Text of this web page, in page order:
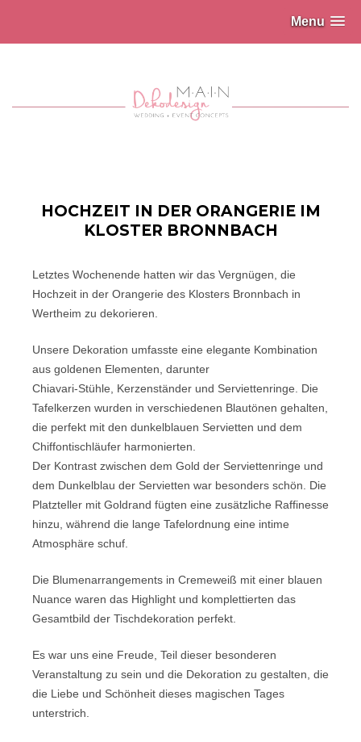
Menu
HOCHZEIT IN DER ORANGERIE IM
KLOSTER BRONNBACH
Letztes Wochenende hatten wir das Vergnügen, die
Hochzeit in der Orangerie des Klosters Bronnbach in
Wertheim zu dekorieren.
Unsere Dekoration umfasste eine elegante Kombination
aus goldenen Elementen, darunter
Chiavari-Stühle, Kerzenständer und Serviettenringe. Die
Tafelkerzen wurden in verschiedenen Blautönen gehalten,
die perfekt mit den dunkelblauen Servietten und dem
Chiffontischläufer harmonierten.
Der Kontrast zwischen dem Gold der Serviettenringe und
dem Dunkelblau der Servietten war besonders schön. Die
Platzteller mit Goldrand fügten eine zusätzliche Raffinesse
hinzu, während die lange Tafelordnung eine intime
Atmosphäre schuf.
Die Blumenarrangements in Cremeweiß mit einer blauen
Nuance waren das Highlight und komplettierten das
Gesamtbild der Tischdekoration perfekt.
Es war uns eine Freude, Teil dieser besonderen
Veranstaltung zu sein und die Dekoration zu gestalten, die
die Liebe und Schönheit dieses magischen Tages
unterstrich.